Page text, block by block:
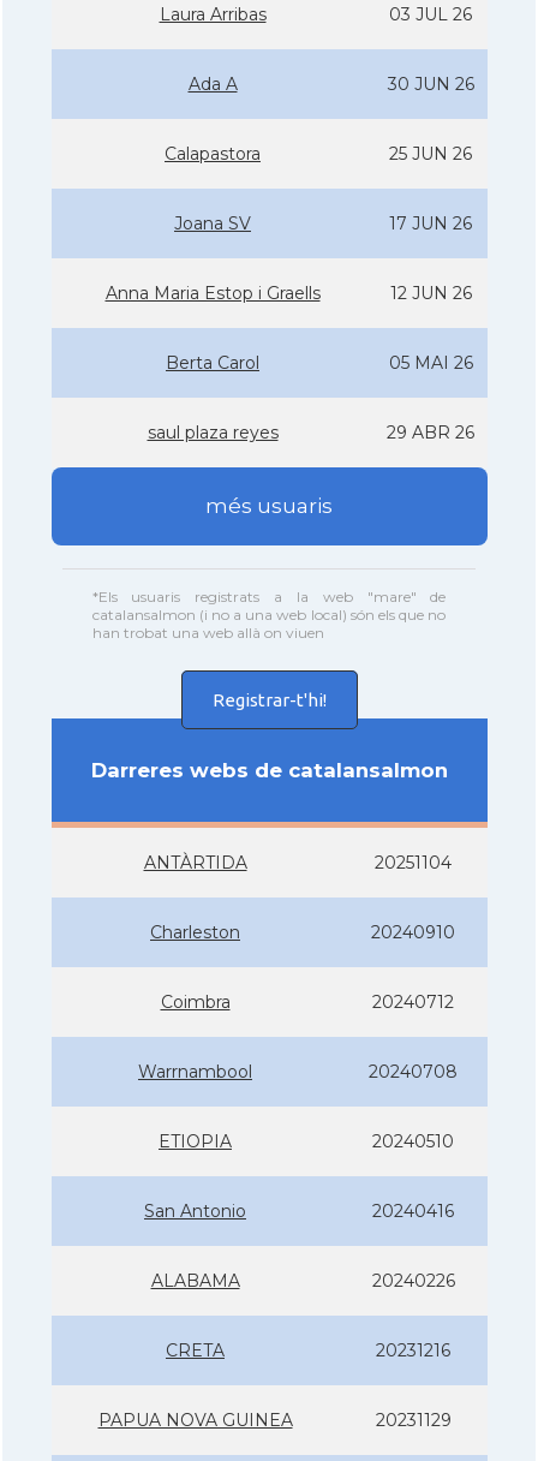
Laura Arribas 03 JUL 26
Ada A 30 JUN 26
Calapastora 25 JUN 26
Joana SV 17 JUN 26
Anna Maria Estop i Graells 12 JUN 26
Berta Carol 05 MAI 26
saul plaza reyes 29 ABR 26
més usuaris
*Els usuaris registrats a la web "mare" de
catalansalmon (i no a una web local) són els que no
han trobat una web allà on viuen
Registrar-t'hi!
Darreres webs de catalansalmon
ANTÀRTIDA 20251104
Charleston 20240910
Coimbra 20240712
Warrnambool 20240708
ETIOPIA 20240510
San Antonio 20240416
ALABAMA 20240226
CRETA 20231216
PAPUA NOVA GUINEA 20231129